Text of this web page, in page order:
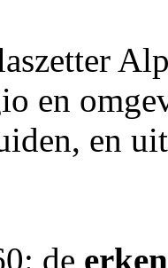
en
en
de